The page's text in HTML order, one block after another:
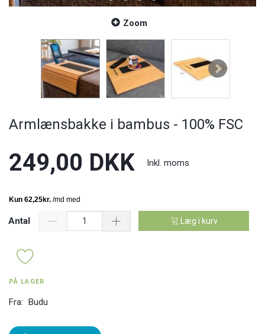
Zoom
Armlænsbakke i bambus - 100% FSC
249,00 DKK Inkl. moms
Antal Læg i kurv
PÅ LAGER
Fra: Budu